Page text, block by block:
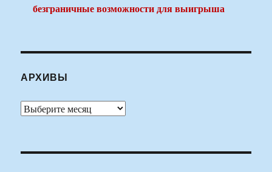
безграничные возможности для выигрыша
АРХИВЫ
Архивы